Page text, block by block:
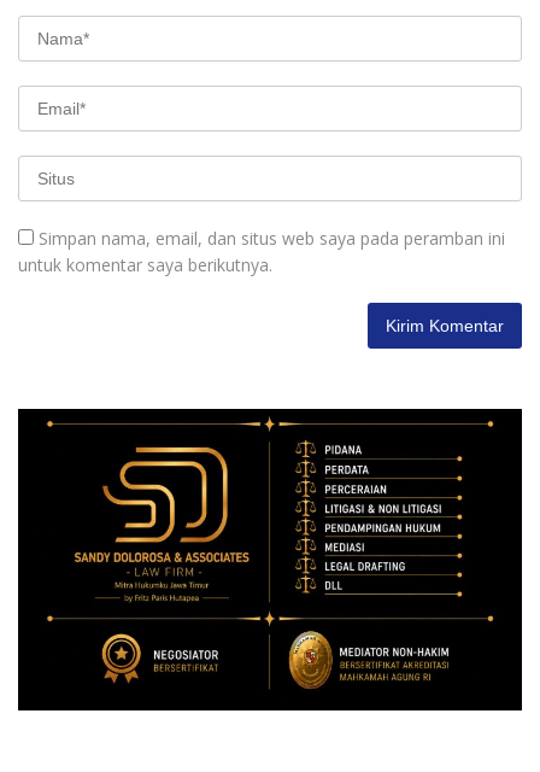
Simpan nama, email, dan situs web saya pada peramban ini
untuk komentar saya berikutnya.